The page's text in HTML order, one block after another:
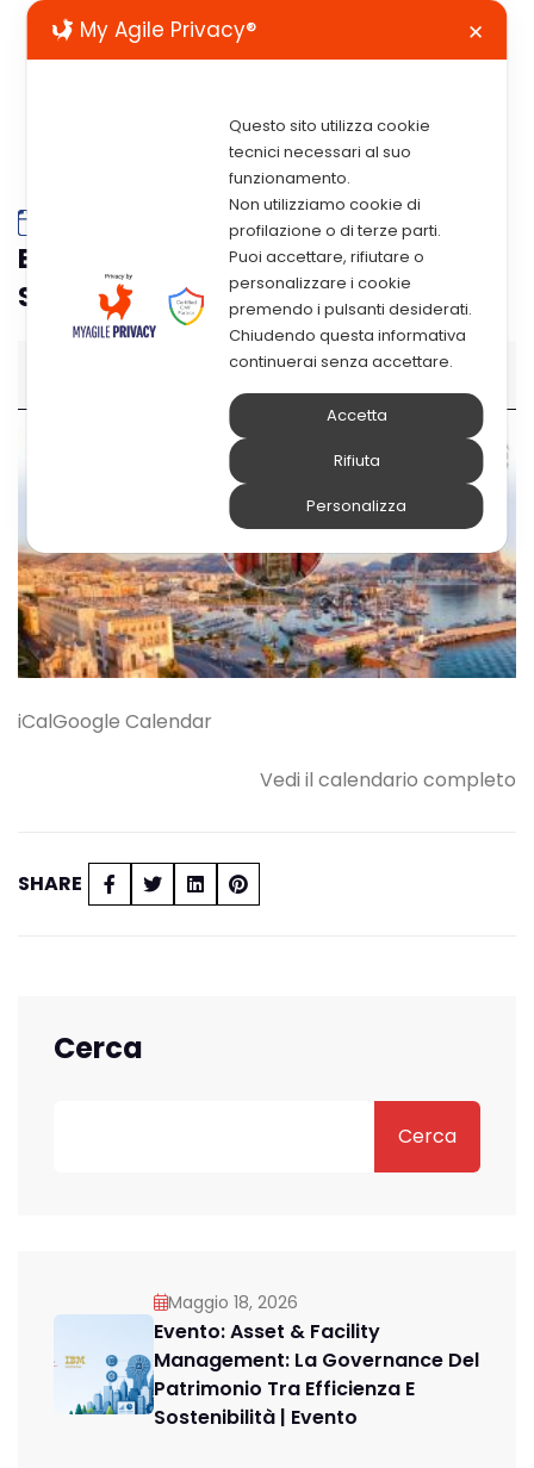
Partecipazione Aziendale 111ª
Edizione Congresso Nazionale
Società Italiana Di Fisica (SIF)
Partecipazione aziendale 111ª edizione Congresso
24 Settembre 2025
iCalGoogle Calendar
Vedi il calendario completo
SHARE
Cerca
Cerca
Maggio 18, 2026
Evento: Asset & Facility
Management: La Governance Del
Patrimonio Tra Efficienza E
Sostenibilità | Evento
My Agile Privacy® ✕
Questo sito utilizza cookie
tecnici necessari al suo
funzionamento.
Non utilizziamo cookie di
profilazione o di terze parti.
Puoi accettare, rifiutare o
personalizzare i cookie
premendo i pulsanti desiderati.
Chiudendo questa informativa
continuerai senza accettare.
Accetta
Rifiuta
Personalizza